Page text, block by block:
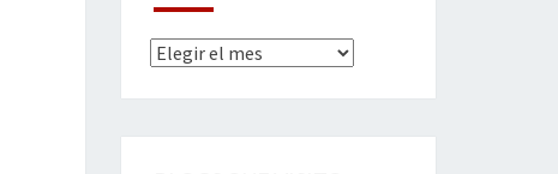
Archivos